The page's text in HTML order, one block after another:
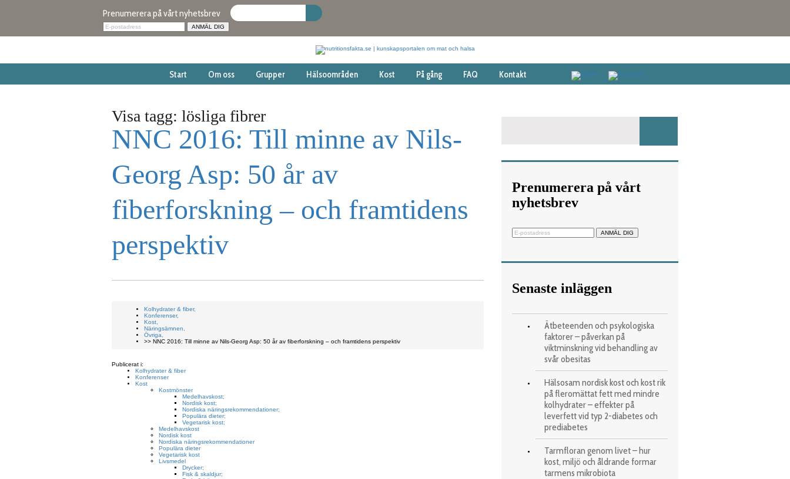
Prenumerera på vårt nyhetsbrev
Start Om oss Grupper Hälsoområden Kost På gång FAQ Kontakt
Visa tagg: lösliga fibrer
NNC 2016: Till minne av Nils-
Georg Asp: 50 år av
fiberforskning – och framtidens
perspektiv
Kolhydrater & fiber,
Konferenser,
Kost,
Näringsämnen,
Övriga,
>> NNC 2016: Till minne av Nils-Georg Asp: 50 år av fiberforskning – och framtidens perspektiv
Publicerat i:
Kolhydrater & fiber
Konferenser
Kost
Kostmönster
Medelhavskost;
Nordisk kost;
Nordiska näringsrekommendationer;
Populära dieter;
Vegetarisk kost;
Medelhavskost
Nordisk kost
Nordiska näringsrekommendationer
Populära dieter
Vegetarisk kost
Livsmedel
Drycker;
Fisk & skaldjur;
Prenumerera på vårt
nyhetsbrev
Senaste inläggen
Ätbeteenden och psykologiska
faktorer – påverkan på
viktminskning vid behandling av
svår obesitas
Hälsosam nordisk kost och kost rik
på fleromättat fett med mindre
kolhydrater – effekter på
leverfett vid typ 2-diabetes och
prediabetes
Tarmfloran genom livet – hur
kost, miljö och åldrande formar
tarmens mikrobiota